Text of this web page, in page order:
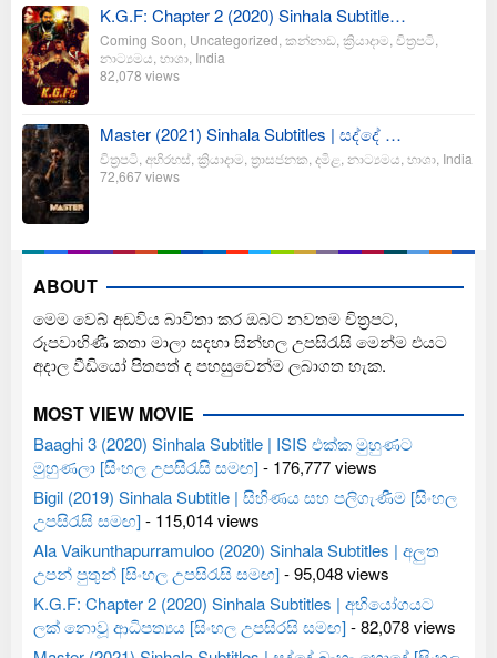
K.G.F: Chapter 2 (2020) Sinhala Subtitle…
Coming Soon Uncategorized කන්නාඩ ක්‍රියාදාම චිත්‍රපටි
නාට්‍යමය භාශා India
82,078 views
Master (2021) Sinhala Subtitles | සද්දේ …
චිත්‍රපටි අභිරහස් ක්‍රියාදාම ත්‍රාසජනක දමිළ නාට්‍යමය භාශා India
72,667 views
ABOUT
මෙම වෙබ් අඩවිය බාවිතා කර ඔබට නවතම චිත්‍රපට,
රූපවාහිණී කතා මාලා සදහා සින්හල උපසිරැසි මෙන්ම එයට
අදාල වීඩියෝ පිතපත් ද පහසුවෙන්ම ලබාගත හැක.
MOST VIEW MOVIE
Baaghi 3 (2020) Sinhala Subtitle | ISIS එක්ක මුහුණට
මුහුණලා [සිංහල උපසිරැසි සමඟ]- 176,777 views
Bigil (2019) Sinhala Subtitle | සිහිණය සහ පලිගැණීම [සිංහල
උපසිරැසි සමඟ]- 115,014 views
Ala Vaikunthapurramuloo (2020) Sinhala Subtitles | අලුත
උපන් පුතුන් [සිංහල උපසිරැසි සමඟ]- 95,048 views
K.G.F: Chapter 2 (2020) Sinhala Subtitles | අභියෝගයට
ලක් නොවූ ආධිපත්‍යය [සිංහල උපසිරසි සමඟ]- 82,078 views